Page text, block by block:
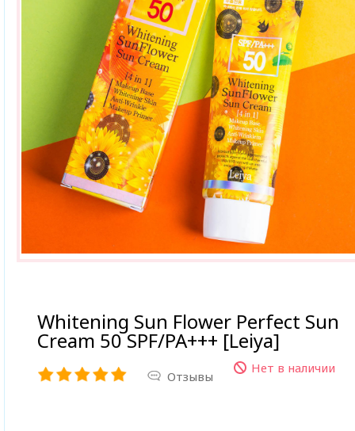
Whitening Sun Flower Perfect Sun
Cream 50 SPF/PA+++ [Leiya]
Отзывы
Нет в наличии